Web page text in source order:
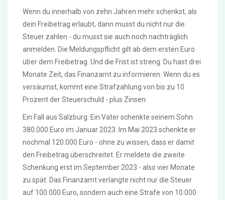
Wenn du innerhalb von zehn Jahren mehr schenkst, als
dein Freibetrag erlaubt, dann musst du nicht nur die
Steuer zahlen - du musst sie auch noch nachträglich
anmelden. Die Meldungspflicht gilt ab dem ersten Euro
über dem Freibetrag. Und die Frist ist streng: Du hast drei
Monate Zeit, das Finanzamt zu informieren. Wenn du es
versäumst, kommt eine Strafzahlung von bis zu 10
Prozent der Steuerschuld - plus Zinsen.
Ein Fall aus Salzburg: Ein Vater schenkte seinem Sohn
380.000 Euro im Januar 2023. Im Mai 2023 schenkte er
nochmal 120.000 Euro - ohne zu wissen, dass er damit
den Freibetrag überschreitet. Er meldete die zweite
Schenkung erst im September 2023 - also vier Monate
zu spät. Das Finanzamt verlangte nicht nur die Steuer
auf 100.000 Euro, sondern auch eine Strafe von 10.000